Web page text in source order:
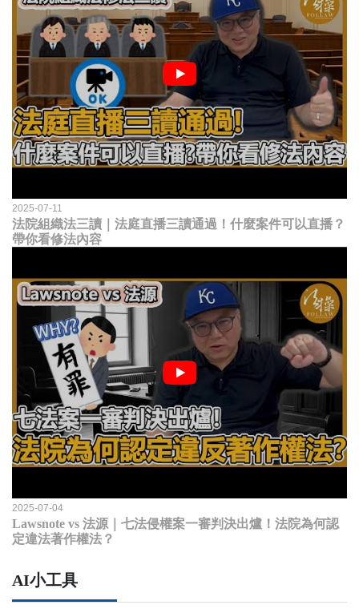
2025-07-11
法院組織法三讀｜法庭直播三讀通過！什麼案件可以直播？
帶你看修法內容
2025-07-04
Lawsnote vs 法源｜七法侵權案一審判決出爐！法院為何認
定違法著作權法？
AI小工具